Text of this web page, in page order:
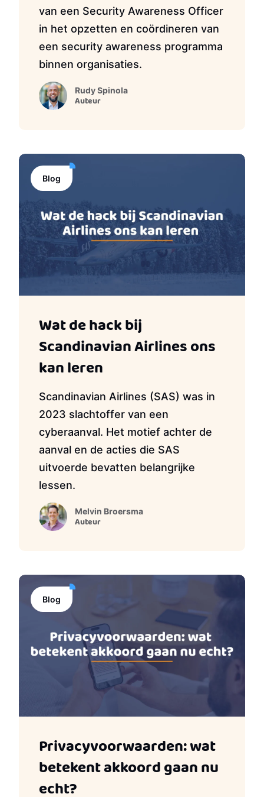
van een Security Awareness Officer
in het opzetten en coördineren van
een security awareness programma
binnen organisaties.
Rudy Spinola
Auteur
Blog
Wat de hack bij
Scandinavian Airlines ons
kan leren
Scandinavian Airlines (SAS) was in
2023 slachtoffer van een
cyberaanval. Het motief achter de
aanval en de acties die SAS
uitvoerde bevatten belangrijke
lessen.
Melvin Broersma
Auteur
Blog
Privacyvoorwaarden: wat
betekent akkoord gaan nu
echt?